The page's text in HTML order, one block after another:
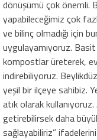
dönüşümü çok önemli.
yapabileceğimiz çok
ve bilinç olmadığı için
uygulayamıyoruz.
kompostlar üreterek,
indirebiliyoruz.
yeşil bir ilçeye sahibiz.
atık olarak
getirebilirsek daha
sağlayabiliriz” ifadelerini